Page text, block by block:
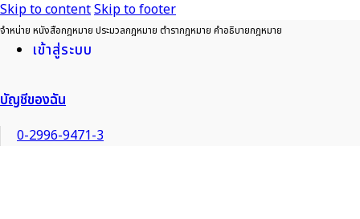
Skip to contentSkip to footer
จำหน่าย หนังสือกฎหมาย ประมวลกฎหมาย ตำรากฎหมาย คำอธิบายกฎหมาย
เข้าสู่ระบบ
บัญชีของฉัน
0-2996-9471-3